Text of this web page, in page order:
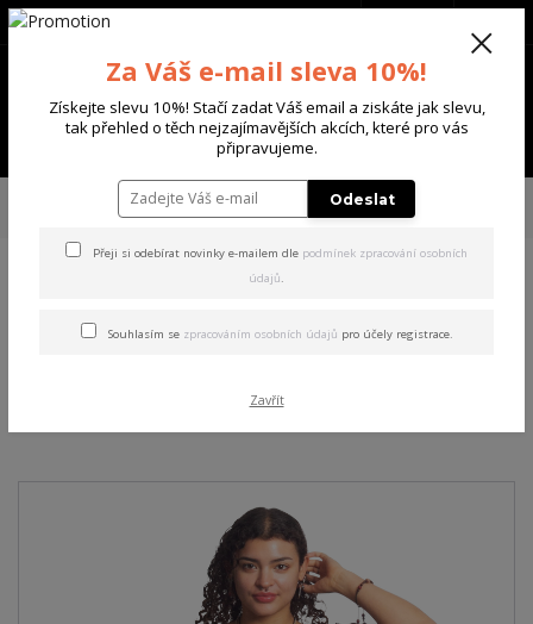
Menu
+420 702 136 620
TRIČKA & TÍLKA
Yakuza dámské tílko Respirator V03
Allover Curved Crew Neck T-Shirt black 2XL
Respirator V03 Allover
Za Váš e-mail sleva 10%!
Získejte slevu 10%! Stačí zadat Váš email a ziskáte jak slevu,
tak přehled o těch nejzajímavějších akcích, které pro vás
připravujeme.
Odeslat
Přeji si odebírat novinky e-mailem dle podmínek zpracování osobních
údajů.
Souhlasím se zpracováním osobních údajů pro účely registrace.
Zavřít